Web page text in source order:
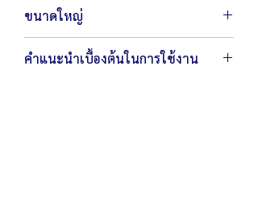
ขนาดใหญ่
ตัวเครื่องขนาด 26 x 67 x 56 ซม.
ความยาวท่อไสน้ำแข็ง 34 ซม.
คำแนะนำเบื้องต้นในการใช้งาน